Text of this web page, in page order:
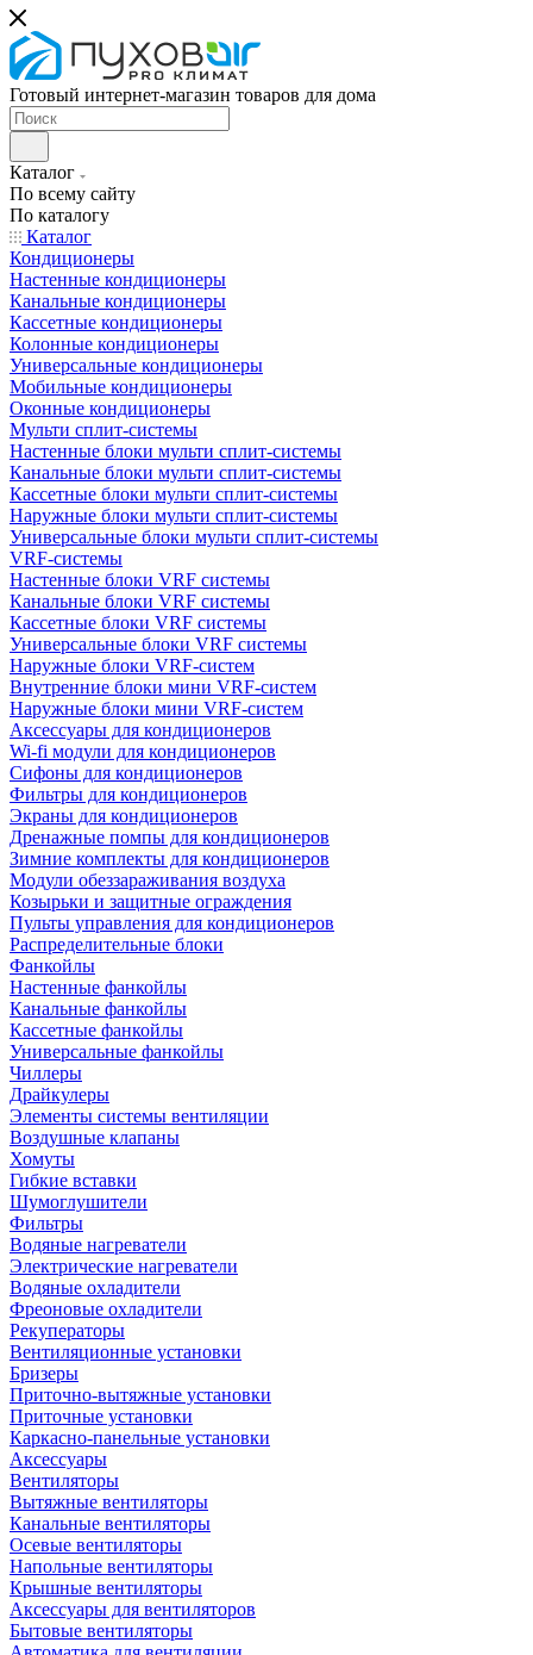
Готовый интернет-магазин товаров для дома
Каталог
По всему сайту
По каталогу
Каталог
Кондиционеры
Настенные кондиционеры
Канальные кондиционеры
Кассетные кондиционеры
Колонные кондиционеры
Универсальные кондиционеры
Мобильные кондиционеры
Оконные кондиционеры
Мульти сплит-системы
Настенные блоки мульти сплит-системы
Канальные блоки мульти сплит-системы
Кассетные блоки мульти сплит-системы
Наружные блоки мульти сплит-системы
Универсальные блоки мульти сплит-системы
VRF-системы
Настенные блоки VRF системы
Канальные блоки VRF системы
Кассетные блоки VRF системы
Универсальные блоки VRF системы
Наружные блоки VRF-систем
Внутренние блоки мини VRF-систем
Наружные блоки мини VRF-систем
Аксессуары для кондиционеров
Wi-fi модули для кондиционеров
Сифоны для кондиционеров
Фильтры для кондиционеров
Экраны для кондиционеров
Дренажные помпы для кондиционеров
Зимние комплекты для кондиционеров
Модули обеззараживания воздуха
Козырьки и защитные ограждения
Пульты управления для кондиционеров
Распределительные блоки
Фанкойлы
Настенные фанкойлы
Канальные фанкойлы
Кассетные фанкойлы
Универсальные фанкойлы
Чиллеры
Драйкулеры
Элементы системы вентиляции
Воздушные клапаны
Хомуты
Гибкие вставки
Шумоглушители
Фильтры
Водяные нагреватели
Электрические нагреватели
Водяные охладители
Фреоновые охладители
Рекуператоры
Вентиляционные установки
Бризеры
Приточно-вытяжные установки
Приточные установки
Каркасно-панельные установки
Аксессуары
Вентиляторы
Вытяжные вентиляторы
Канальные вентиляторы
Осевые вентиляторы
Напольные вентиляторы
Крышные вентиляторы
Аксессуары для вентиляторов
Бытовые вентиляторы